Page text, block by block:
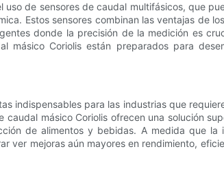
de sensores de caudal multifásicos, que
Estos sensores combinan las ventajas de
donde la precisión de la medición es
Coriolis están preparados para
indispensables para las industrias que
másico Coriolis ofrecen una solución
de alimentos y bebidas. A medida que la
ver mejoras aún mayores en rendimiento,